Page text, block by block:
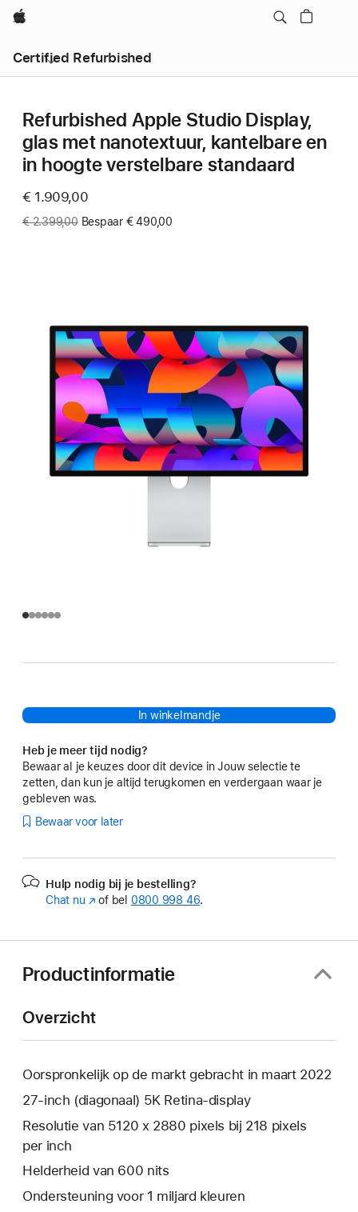
Apple
Certified Refurbished
Refurbished Apple Studio Display,
glas met nanotextuur, kantelbare en
in hoogte verstelbare standaard
Now
€ 1.909,00
Was
€ 2.399,00 Bespaar € 490,00
In winkelmandje
Heb je meer tijd nodig?
Bewaar al je keuzes door dit device in Jouw selectie te
zetten, dan kun je altijd terugkomen en verdergaan waar je
gebleven was.
Bewaar voor later
Hulp nodig bij je bestelling?
Chat nu (Wordt
of bel 0800 998 46.
Productinformatie
Overzicht
Oorspronkelijk op de markt gebracht in maart 2022
27‑inch (diagonaal) 5K Retina-display
Resolutie van 5120 x 2880 pixels bij 218 pixels
per inch
Helderheid van 600 nits
Ondersteuning voor 1 miljard kleuren